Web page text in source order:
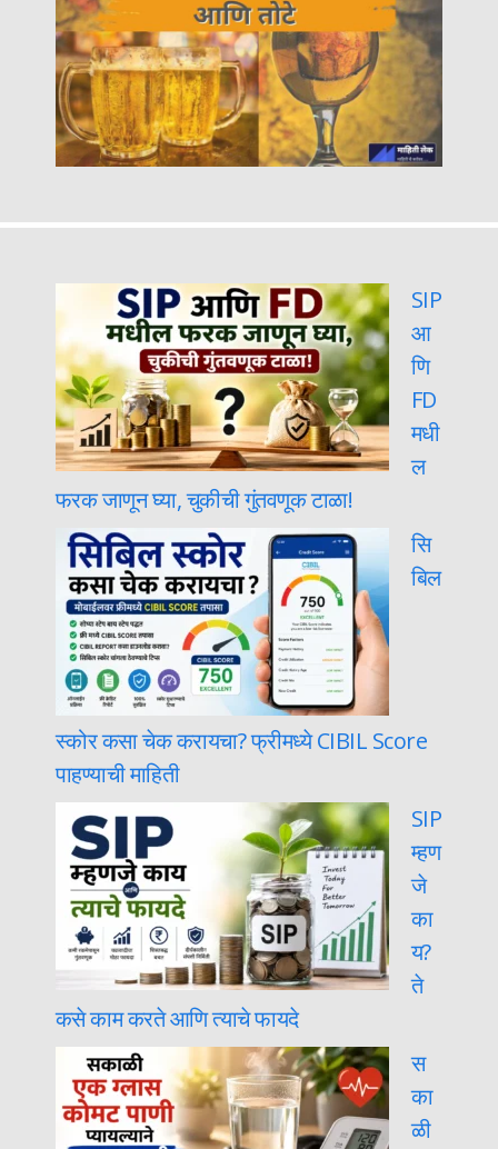
SIP
आ
णि
FD
मधी
ल
फरक जाणून घ्या, चुकीची गुंतवणूक टाळा!
सि
बिल
स्कोर कसा चेक करायचा? फ्रीमध्ये CIBIL Score
पाहण्याची माहिती
SIP
म्हण
जे
का
य?
ते
कसे काम करते आणि त्याचे फायदे
स
का
ळी